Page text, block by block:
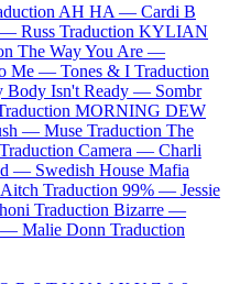
AH HA — Cardi B
— Russ Traduction KYLIAN
The Way You Are —
Me — Tones & I Traduction
Body Isn't Ready — Sombr
MORNING DEW
— Muse Traduction The
Traduction Camera — Charli
— Swedish House Mafia
Aitch Traduction 99% — Jessie
Traduction Bizarre —
— Malie Donn Traduction